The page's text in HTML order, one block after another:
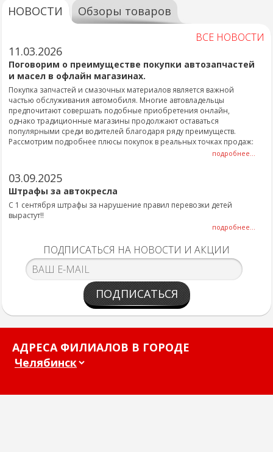
НОВОСТИ Обзоры товаров
ВСЕ НОВОСТИ
11.03.2026
Поговорим о преимуществе покупки автозапчастей
и масел в офлайн магазинах.
Покупка запчастей и смазочных материалов является важной
частью обслуживания автомобиля. Многие автовладельцы
предпочитают совершать подобные приобретения онлайн,
однако традиционные магазины продолжают оставаться
популярными среди водителей благодаря ряду преимуществ.
Рассмотрим подробнее плюсы покупок в реальных точках продаж:
подробнее...
03.09.2025
Штрафы за автокресла
С 1 сентября штрафы за нарушение правил перевозки детей
вырастут!!
подробнее...
ПОДПИСАТЬСЯ НА НОВОСТИ И АКЦИИ
ПОДПИСАТЬСЯ
АДРЕСА ФИЛИАЛОВ В ГОРОДЕ